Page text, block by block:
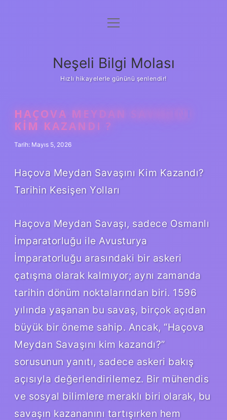
Anasayfa
Yasal Uyarı
menüyü
Neşeli Bilgi Molası
Hızlı hikayelerle gününü şenlendir!
HAÇOVA MEYDAN SAVAŞINI
KIM KAZANDI ?
Tarih: Mayıs 5, 2026
Haçova Meydan Savaşını Kim Kazandı?
Tarihin Kesişen Yolları
Haçova Meydan Savaşı, sadece Osmanlı
İmparatorluğu ile Avusturya
İmparatorluğu arasındaki bir askeri
çatışma olarak kalmıyor; aynı zamanda
tarihin dönüm noktalarından biri. 1596
yılında yaşanan bu savaş, birçok açıdan
büyük bir öneme sahip. Ancak, “Haçova
Meydan Savaşını kim kazandı?”
sorusunun yanıtı, sadece askeri bakış
açısıyla değerlendirilemez. Bir mühendis
ve sosyal bilimlere meraklı biri olarak, bu
savaşın kazananını tartışırken hem